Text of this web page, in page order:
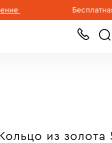
Бесплатная
Кольцо из